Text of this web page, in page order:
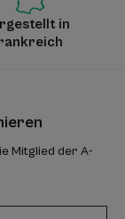
in
Mitglied der A-